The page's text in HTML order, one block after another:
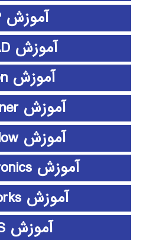
آموزش PHP
آموزش PSCAD
آموزش python
آموزش rapidminer
آموزش ShowFlow
آموزش SimElectronics
آموزش SolidWorks
آموزش SPSS